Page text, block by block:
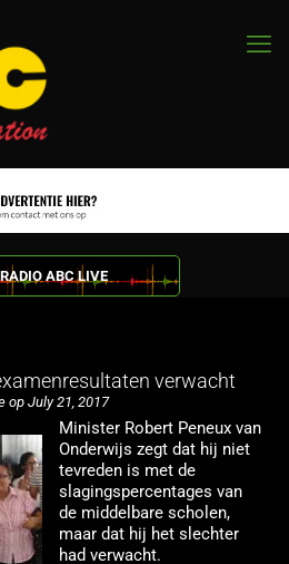
RADIO ABC LIVE
verwacht
op July 21, 2017
Minister Robert Peneux van
Onderwijs zegt dat hij niet
tevreden is met de
slagingspercentages van
de middelbare scholen,
maar dat hij het slechter
had verwacht.